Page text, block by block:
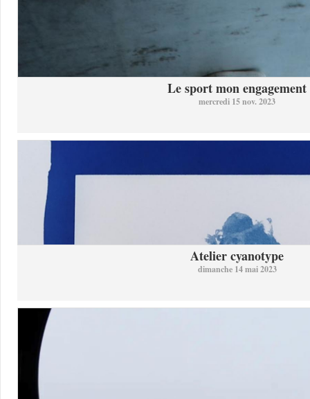
Le sport mon engagement
mercredi 15 nov. 2023
Atelier cyanotype
dimanche 14 mai 2023